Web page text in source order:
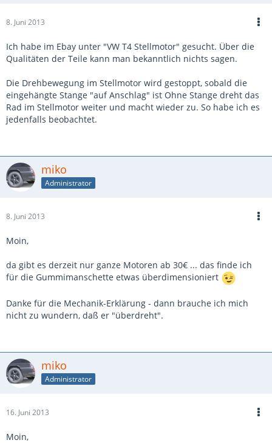
8. Juni 2013
Ich habe im Ebay unter "VW T4 Stellmotor" gesucht. Über die
Qualitäten der Teile kann man bekanntlich nichts sagen.
Die Drehbewegung im Stellmotor wird gestoppt, sobald die
eingehängte Stange "auf Anschlag" ist Ohne Stange dreht das
Rad im Stellmotor weiter und macht wieder zu. So habe ich es
jedenfalls beobachtet.
miko
Administrator
8. Juni 2013
Moin,
da gibt es derzeit nur ganze Motoren ab 30€ ... das finde ich
für die Gummimanschette etwas überdimensioniert
Danke für die Mechanik-Erklärung - dann brauche ich mich
nicht zu wundern, daß er "überdreht".
miko
Administrator
16. Juni 2013
Moin,